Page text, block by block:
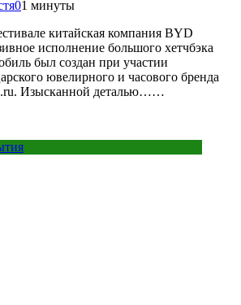
01 минуты
китайская компания BYD
исполнение большого хетчбэка
был создан при участии
ювелирного и часового бренда
Изысканной деталью……